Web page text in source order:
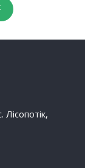
Лісопотік,